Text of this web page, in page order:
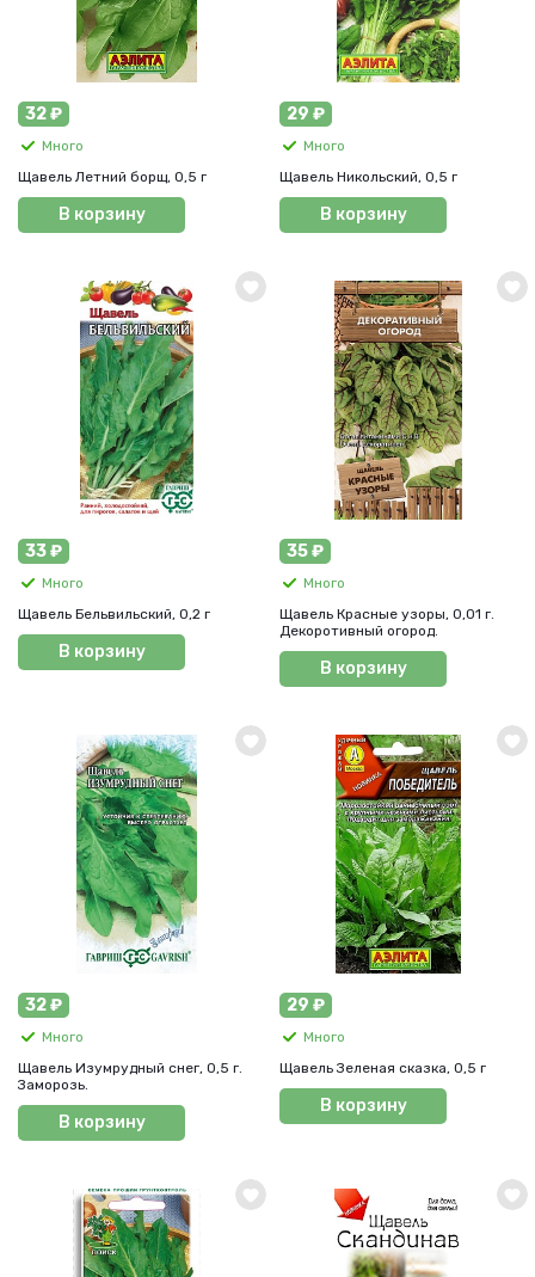
32 ₽
Много
Щавель Летний борщ, 0,5 г
В корзину
29 ₽
Много
Щавель Никольский, 0,5 г
В корзину
33 ₽
Много
Щавель Бельвильский, 0,2 г
В корзину
35 ₽
Много
Щавель Красные узоры, 0,01 г.
Декоротивный огород.
В корзину
32 ₽
Много
Щавель Изумрудный снег, 0,5 г.
Заморозь.
В корзину
29 ₽
Много
Щавель Зеленая сказка, 0,5 г
В корзину